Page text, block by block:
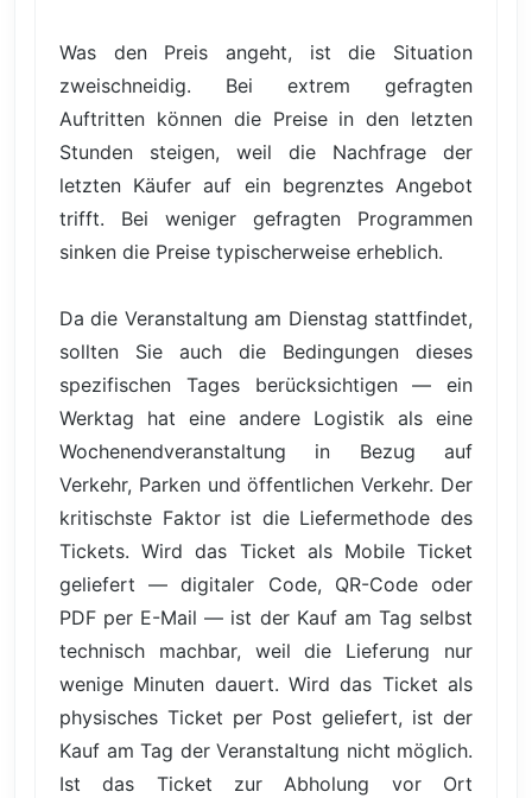
Was den Preis angeht, ist die Situation
zweischneidig. Bei extrem gefragten
Auftritten können die Preise in den letzten
Stunden steigen, weil die Nachfrage der
letzten Käufer auf ein begrenztes Angebot
trifft. Bei weniger gefragten Programmen
sinken die Preise typischerweise erheblich.
Da die Veranstaltung am Dienstag stattfindet,
sollten Sie auch die Bedingungen dieses
spezifischen Tages berücksichtigen — ein
Werktag hat eine andere Logistik als eine
Wochenendveranstaltung in Bezug auf
Verkehr, Parken und öffentlichen Verkehr. Der
kritischste Faktor ist die Liefermethode des
Tickets. Wird das Ticket als Mobile Ticket
geliefert — digitaler Code, QR-Code oder
PDF per E-Mail — ist der Kauf am Tag selbst
technisch machbar, weil die Lieferung nur
wenige Minuten dauert. Wird das Ticket als
physisches Ticket per Post geliefert, ist der
Kauf am Tag der Veranstaltung nicht möglich.
Ist das Ticket zur Abholung vor Ort